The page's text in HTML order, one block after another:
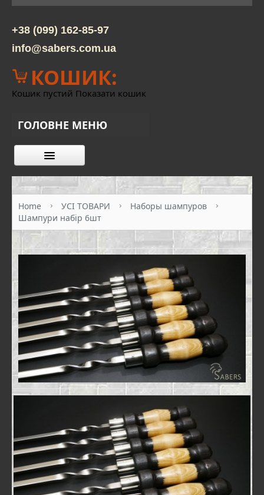
+38 (099) 162-85-97
info@sabers.com.ua
КОШИК:
Кошик пустий Показати кошик
ГОЛОВНЕ МЕНЮ
КАТАЛОГ ТОВАРІВ
КОНТАКТИ
Home УСІ ТОВАРИ
Наборы шампуров
Шампури набір 6шт